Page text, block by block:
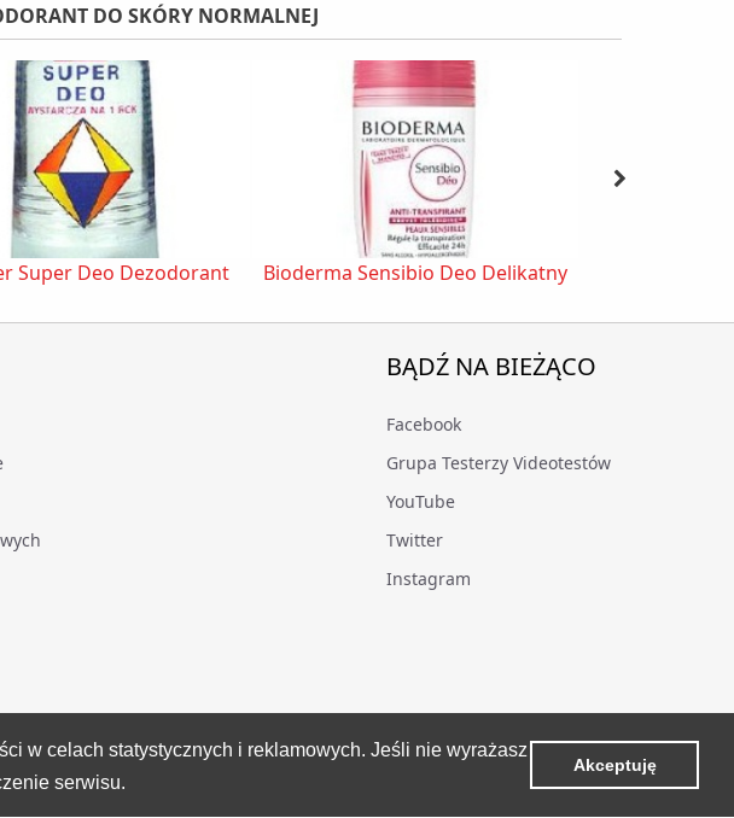
w celach statystycznych i reklamowych. Jeśli nie wyrażasz
serwisu.
Akceptuję
DO SKÓRY NORMALNEJ
Super Deo Dezodorant Bioderma Sensibio Deo Delikatny
BĄDŹ NA BIEŻĄCO
Facebook
Grupa Testerzy Videotestów
YouTube
Twitter
Instagram
roku